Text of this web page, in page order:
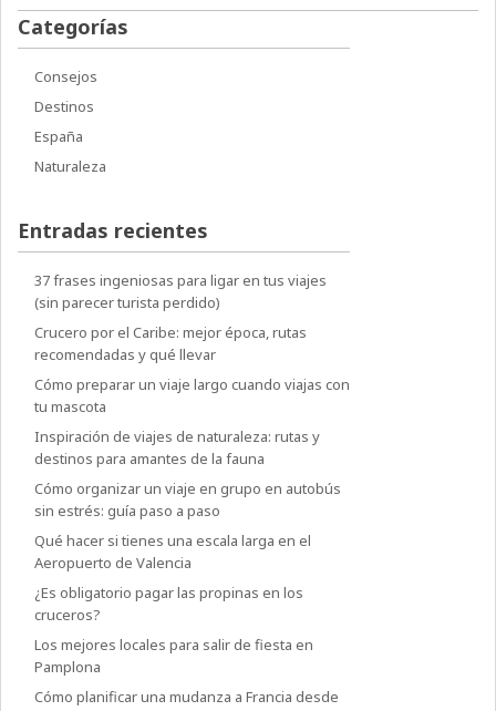
Categorías
Consejos
Destinos
España
Naturaleza
Entradas recientes
37 frases ingeniosas para ligar en tus viajes
(sin parecer turista perdido)
Crucero por el Caribe: mejor época, rutas
recomendadas y qué llevar
Cómo preparar un viaje largo cuando viajas con
tu mascota
Inspiración de viajes de naturaleza: rutas y
destinos para amantes de la fauna
Cómo organizar un viaje en grupo en autobús
sin estrés: guía paso a paso
Qué hacer si tienes una escala larga en el
Aeropuerto de Valencia
¿Es obligatorio pagar las propinas en los
cruceros?
Los mejores locales para salir de fiesta en
Pamplona
Cómo planificar una mudanza a Francia desde